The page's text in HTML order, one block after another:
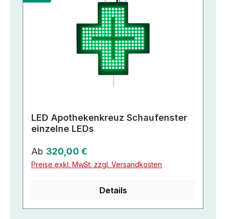
LED Apothekenkreuz Schaufenster
einzelne LEDs
Regulärer Preis:
Ab 320,00 €
Preise exkl. MwSt. zzgl. Versandkosten
Details